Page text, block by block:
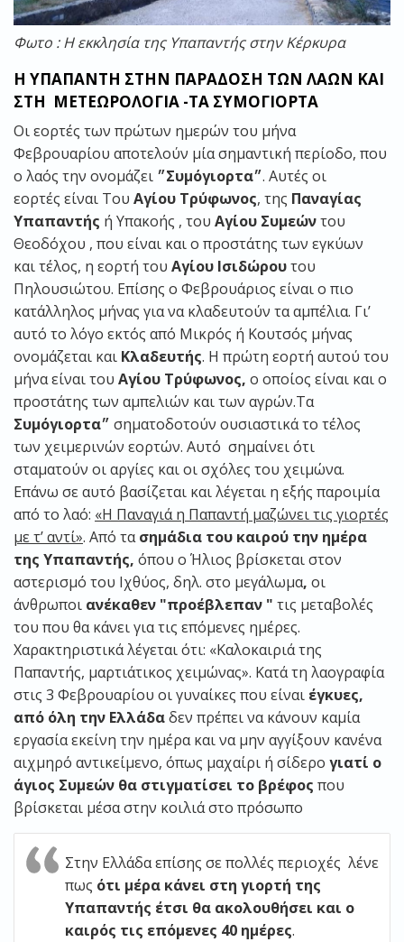
Φωτο : H εκκλησία της Υπαπαντής στην Κέρκυρα
Η ΥΠΑΠΑΝΤΗ ΣΤΗΝ ΠΑΡΑΔΟΣΗ ΤΩΝ ΛΑΩΝ ΚΑΙ
ΣΤΗ ΜΕΤΕΩΡΟΛΟΓΙΑ -ΤΑ ΣΥΜΟΓΙΟΡΤΑ
Οι εορτές των πρώτων ημερών του μήνα
Φεβρουαρίου αποτελούν μία σημαντική περίοδο, που
ο λαός την ονομάζει
״Συμόγιορτα״. Αυτές οι
εορτές είναι Του Αγίου Τρύφωνος, της Παναγίας
Υπαπαντής ή Υπακοής , του Αγίου Συμεώντου
Θεοδόχου , που είναι και ο προστάτης των εγκύων
και τέλος, η εορτή του Αγίου Ισιδώρουτου
Πηλουσιώτου. Επίσης ο Φεβρουάριος είναι ο πιο
κατάλληλος μήνας για να κλαδευτούν τα αμπέλια. Γι’
αυτό το λόγο εκτός από Μικρός ή Κουτσός μήνας
ονομάζεται και Κλαδευτής. Η πρώτη εορτή αυτού του
μήνα είναι του Αγίου Τρύφωνος, ο οποίος είναι και ο
προστάτης των αμπελιών και των αγρών.Τα
Συμόγιορτα״ σηματοδοτούν ουσιαστικά το τέλος
των χειμερινών εορτών. Αυτό σημαίνει ότι
σταματούν οι αργίες και οι σχόλες του χειμώνα.
Επάνω σε αυτό βασίζεται και λέγεται η εξής παροιμία
από το λαό: «Η Παναγιά η Παπαντή μαζώνει τις γιορτές
με τ’ αντί». Από τασημάδια του καιρού την ημέρα
της Υπαπαντής, όπου ο Ήλιος βρίσκεται στον
αστερισμό του Ιχθύος, δηλ. στο μεγάλωμα, οι
άνθρωποι ανέκαθεν "προέβλεπαν " τις μεταβολές
του που θα κάνει για τις επόμενες ημέρες.
Χαρακτηριστικά λέγεται ότι: «Καλοκαιριά της
Παπαντής, μαρτιάτικος χειμώνας». Κατά τη λαογραφία
στις 3 Φεβρουαρίου οι γυναίκες που είναι έγκυες,
από όλη την Ελλάδαδεν πρέπει να κάνουν καμία
εργασία εκείνη την ημέρα και να μην αγγίξουν κανένα
αιχμηρό αντικείμενο, όπως μαχαίρι ή σίδερο γιατί ο
άγιος Συμεών θα στιγματίσει το βρέφος που
βρίσκεται μέσα στην κοιλιά στο πρόσωπο
Στην Ελλάδα επίσης σε πολλές περιοχές λένε
πως ότι μέρα κάνει στη γιορτή της
Υπαπαντής έτσι θα ακολουθήσει και ο
καιρός τις επόμενες 40 ημέρες.